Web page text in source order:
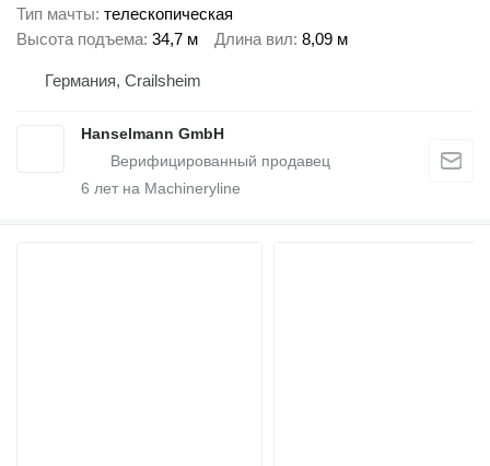
Тип мачты телескопическая
Высота подъема 34,7 м Длина вил 8,09 м
Германия, Crailsheim
Hanselmann GmbH
6 лет на Machineryline